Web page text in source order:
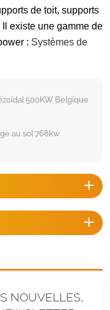
de toit, supports
existe une gamme de
: Systèmes de
500KW Belgique
au sol 768kw
NOUVELLES,